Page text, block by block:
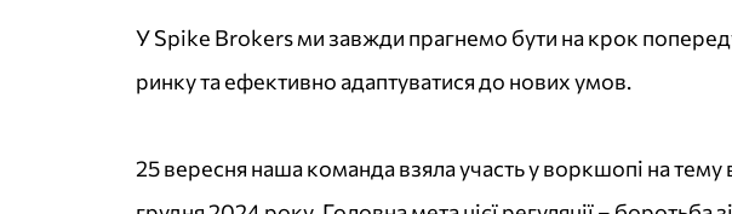
У Spike Brokers ми завжди прагнемо бути на крок
ринку та ефективно адаптуватися до нових умов.
25 вересня наша команда взяла участь у воркшопі на